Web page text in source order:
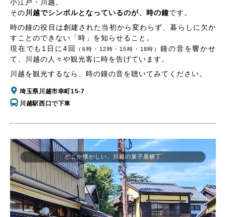
小江戸・川越。
その川越でシンボルとなっているのが、時の鐘です。
時の鐘の役目は創建された当初から変わらず、暮らしに欠か
すことのできない「時」を知らせること。
現在でも1日に4回
（6時・12時・15時・18時）鐘の音を響かせ
て、川越の人々や観光客に時を告げています。
川越を観光するなら、時の鐘の音を聴いてみてください。
埼玉県川越市幸町15-7
川越駅西口で下車
どこか懐かしい、川越の菓子屋横丁